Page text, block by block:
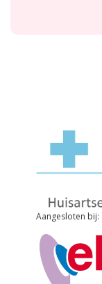
Aangesloten bij: